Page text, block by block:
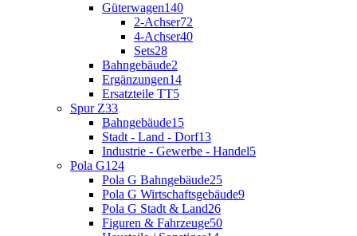
Güterwagen140
2-Achser72
4-Achser40
Sets28
Bahngebäude2
Ergänzungen14
Ersatzteile TT5
Spur Z33
Bahngebäude15
Stadt - Land - Dorf13
Industrie - Gewerbe - Handel5
Pola G124
Pola G Bahngebäude25
Pola G Wirtschaftsgebäude9
Pola G Stadt & Land26
Figuren & Fahrzeuge50